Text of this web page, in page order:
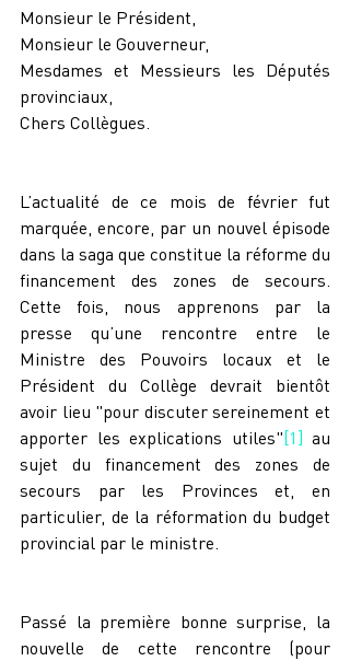
Monsieur le Président,
Monsieur le Gouverneur,
Mesdames et Messieurs les Députés
provinciaux,
Chers Collègues.
L’actualité de ce mois de février fut
marquée, encore, par un nouvel épisode
dans la saga que constitue la réforme du
financement des zones de secours.
Cette fois, nous apprenons par la
presse qu’une rencontre entre le
Ministre des Pouvoirs locaux et le
Président du Collège devrait bientôt
avoir lieu "pour discuter sereinement et
apporter les explications utiles" [1] au
sujet du financement des zones de
secours par les Provinces et, en
particulier, de la réformation du budget
provincial par le ministre.
Passé la première bonne surprise, la
nouvelle de cette rencontre (pour